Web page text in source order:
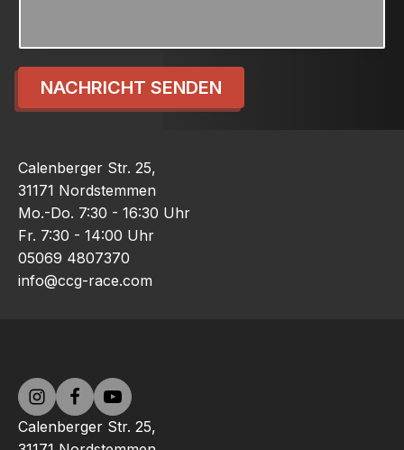
NACHRICHT SENDEN
Calenberger Str. 25,
31171 Nordstemmen
Mo.-Do. 7:30 - 16:30 Uhr
Fr. 7:30 - 14:00 Uhr
05069 4807370
info@ccg-race.com
Calenberger Str. 25,